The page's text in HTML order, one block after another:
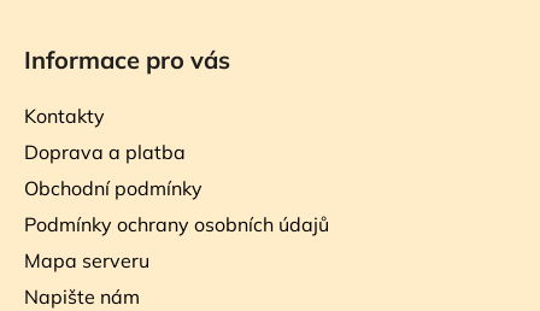
Informace pro vás
Kontakty
Doprava a platba
Obchodní podmínky
Podmínky ochrany osobních údajů
Mapa serveru
Napište nám